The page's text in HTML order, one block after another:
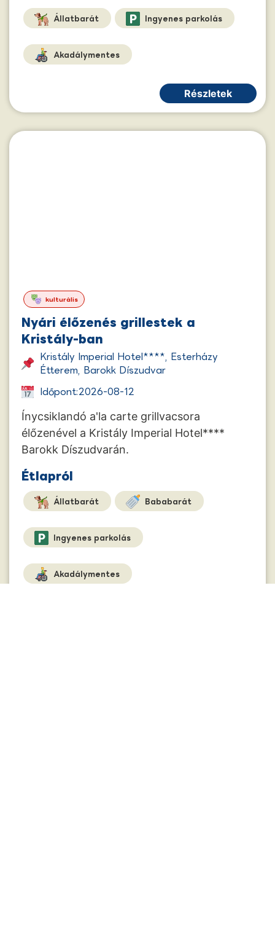
Állatbarát Ingyenes parkolás
Akadálymentes
Részletek
kulturális
Nyári élőzenés grillestek a
Kristály-ban
Kristály Imperial Hotel****, Esterházy
Étterem, Barokk Díszudvar
Időpont:2026-08-12
Ínycsiklandó a'la carte grillvacsora
élőzenével a Kristály Imperial Hotel****
Barokk Díszudvarán.
Étlapról
Állatbarát Bababarát
Ingyenes parkolás
Akadálymentes